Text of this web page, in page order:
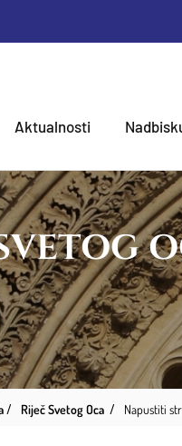
Aktualnosti
Riječ Svetog Oca Napustiti